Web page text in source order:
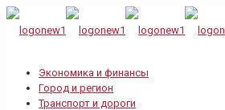
Экономика и финансы
Город и регион
Транспорт и дороги